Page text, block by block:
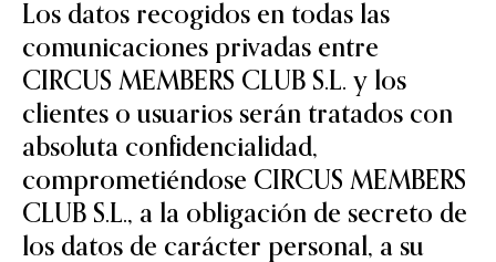
Los datos recogidos en todas las
comunicaciones privadas entre
CIRCUS MEMBERS CLUB S.L. y los
clientes o usuarios serán tratados con
absoluta confidencialidad,
comprometiéndose CIRCUS MEMBERS
CLUB S.L., a la obligación de secreto de
los datos de carácter personal, a su